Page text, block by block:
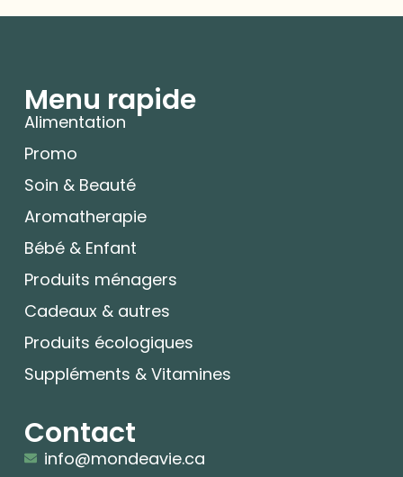
Menu rapide
Alimentation
Promo
Soin & Beauté
Aromatherapie
Bébé & Enfant
Produits ménagers
Cadeaux & autres
Produits écologiques
Suppléments & Vitamines
Contact
info@mondeavie.ca